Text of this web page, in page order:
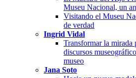
Museu Nacional, un
Visitando el Museu
de verdad
Ingrid Vidal
Transformar la mirada
discursos
museo
Jana Soto